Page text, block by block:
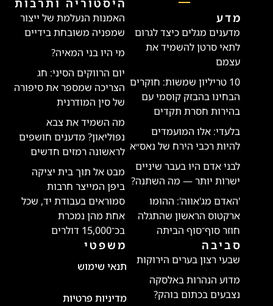
מדע
מדענים מגלים כיצד לגרום
לתאי סרטן להשמיד את
עצמם
10 טריליון שמשות: חוקרים
הבחינו בהבזק קוסמי עם
בהירות חסרת תקדים
בלעדי: אלו המועמדים
להיות רכבי הירח של נאס״א
לבני אדם היו בעבר שיניים
ישרות יותר — מה השתנה?
'האדם מג'אווה': ההומו
ארקטוס הראשון שהתגלה
חוזר סוף־סוף הביתה
היסטוריה ותרבות
האמנות הנעלמת של ייצור
שמפניה משובחת בידיים
מי היו בני המאיה?
יום הרווקים הסיני: חג
הצריכה שמספר את סיפורה
של סין המודרנית
מה השמיד את צבא
נפוליאון? מדענים חושפים
לראשונה רמזים חדשים
מבט אל תוך בית יציקה
ביפן המייצר חרבות
סמוראים בעבודת יד, שכל
אחת מהן נמכרת
בכ־15,000 דולרים
סביבה
שבעי רצון בערים הירוקות
מדוע הנהרות באלסקה
נצבעים בכתום בוהק?
משפטי
תנאי שימוש
מדיניות פרטיות